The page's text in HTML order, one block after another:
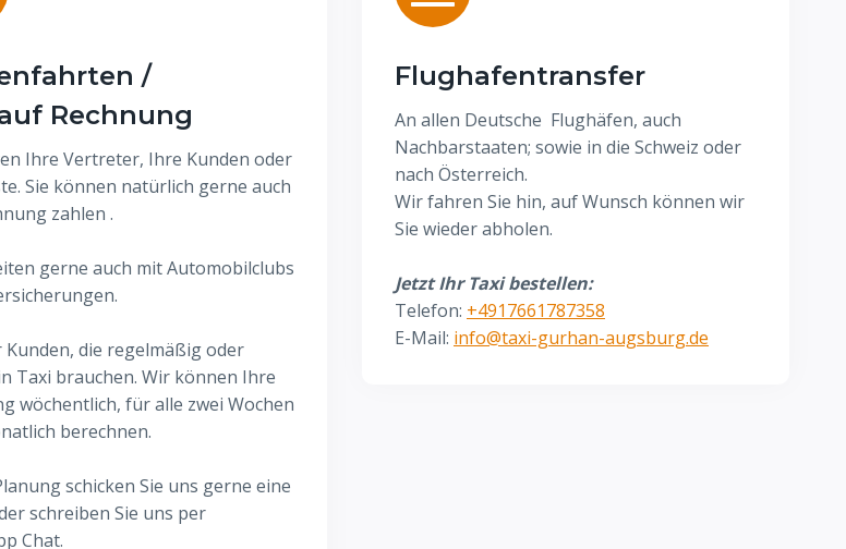
/
Rechnung
Ihre Vertreter, Ihre Kunden oder
Sie können natürlich gerne auch
zahlen .
gerne auch mit Automobilclubs
Kunden, die regelmäßig oder
Taxi brauchen. Wir können Ihre
wöchentlich, für alle zwei Wochen
berechnen.
schicken Sie uns gerne eine
schreiben Sie uns per
Chat.
Flughafentransfer
An allen Deutsche Flughäfen, auch
Nachbarstaaten; sowie in die Schweiz oder
nach Österreich.
Wir fahren Sie hin, auf Wunsch können wir
Sie wieder abholen.
Jetzt Ihr Taxi bestellen:
Telefon: +4917661787358
E-Mail: info@taxi-gurhan-augsburg.de